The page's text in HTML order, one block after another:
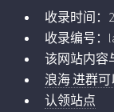
收录时间：
收录编号：
该网站内容
浪海 进群可
认领站点